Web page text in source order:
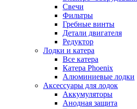
Свечи
Фильтры
Гребные винты
Детали двигателя
Редуктор
Лодки и катера
Все катера
Катера Phoenix
Алюминиевые лодки
Аксессуары для лодок
Аккумуляторы
Анодная защита